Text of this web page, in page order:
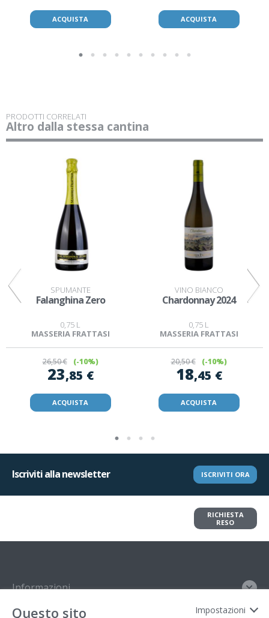
ACQUISTA ACQUISTA
PRODOTTI CORRELATI
Altro dalla stessa cantina
SPUMANTE
Falanghina Zero
0,75 L
MASSERIA FRATTASI
26,50 € (-10%)
23,85 €
ACQUISTA
VINO BIANCO
Chardonnay 2024
0,75 L
MASSERIA FRATTASI
20,50 € (-10%)
18,45 €
ACQUISTA
Iscriviti alla newsletter ISCRIVITI ORA
RICHIESTA
RESO
Informazioni
Contatto
Questo sito Impostazioni